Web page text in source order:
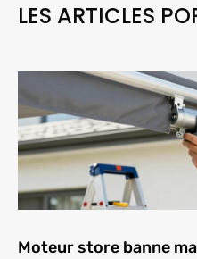
LES ARTICLES
Moteur store banne